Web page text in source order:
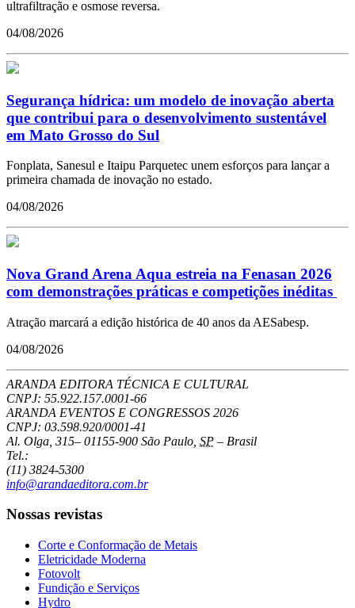
ultrafiltração e osmose reversa.
04/08/2026
Segurança hídrica: um modelo de inovação aberta
que contribui para o desenvolvimento sustentável
em Mato Grosso do Sul
Fonplata, Sanesul e Itaipu Parquetec unem esforços para lançar a
primeira chamada de inovação no estado.
04/08/2026
Nova Grand Arena Aqua estreia na Fenasan 2026
com demonstrações práticas e competições inéditas
Atração marcará a edição histórica de 40 anos da AESabesp.
04/08/2026
ARANDA EDITORA TÉCNICA E CULTURAL
CNPJ: 55.922.157.0001-66
ARANDA EVENTOS E CONGRESSOS 2026
CNPJ: 03.598.920/0001-41
Al. Olga, 315– 01155-900 São Paulo SP – Brasil
Tel.:
(11) 3824-5300
info@arandaeditora.com.br
Nossas revistas
Corte e Conformação de Metais
Eletricidade Moderna
Fotovolt
Fundição e Serviços
Hydro